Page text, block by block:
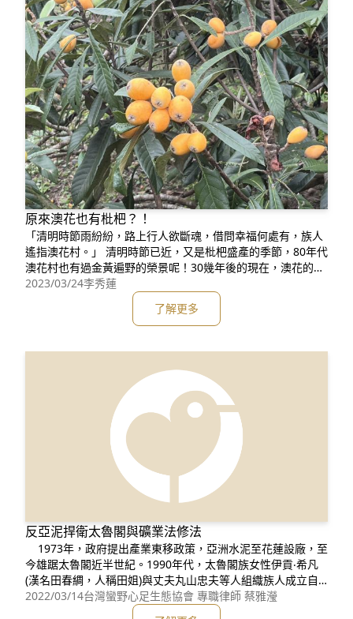
原來澳花也有枇杷？！
「清明時節雨紛紛，路上行人欲斷魂，借問幸福何處有，族人
遙指澳花村。」 清明時節已近，又是枇杷盛產的季節，80年代
澳花村也有過金黃遍野的榮景呢！30幾年後的現在，澳花的枇
杷去哪了？…… 澳花村的枇杷已結實累累(照片提供：楊純宜)
古時因枇杷「備四時之氣」(註一)而被視為佳果，結實累累的
金黃果實名之「黃金丸」，象徵吉祥美好、幸福安康、子嗣昌
盛、富裕充足，故古人喜於庭園栽植。早期種植傳統作物的
2023/03/24李秀蓮
了解更多
反亞泥捍衛太魯閣與礦業法修法
1973年，政府提出產業東移政策，亞洲水泥至花蓮設廠，至
今雄踞太魯閣近半世紀。1990年代，太魯閣族女性伊貢‧希凡
(漢名田春綢，人稱田姐)與丈夫丸山忠夫等人組織族人成立自
救會，發起「反亞泥‧還我土地」運動。 2004年本會成立
後，開始協助世代居住耕作的土地遭亞泥佔據的太魯閣族人，
2022/03/14台灣蠻野心足生態協會 專職律師 蔡雅瀅